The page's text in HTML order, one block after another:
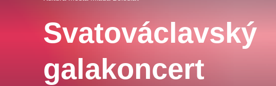
Svatováclavský
galakoncert
divadlo premiéra klasickáhudba